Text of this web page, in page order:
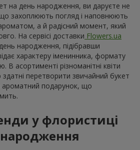
на день народження, ви даруєте не
захоплюють погляд і наповнюють
а й радісний момент, який
На сервісі доставки Flowers.ua
народження, підібравши
характеру іменинника, формату
В асортименті різноманітні квіти
перетворити звичайний букет
подарунок, що
у флористиці